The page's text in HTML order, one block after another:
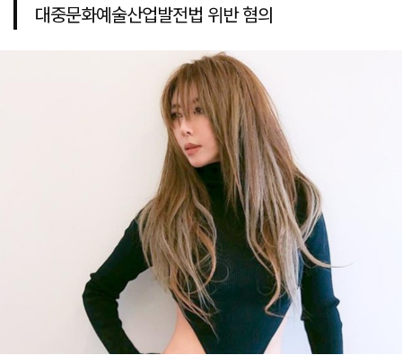
대중문화예술산업발전법 위반 혐의